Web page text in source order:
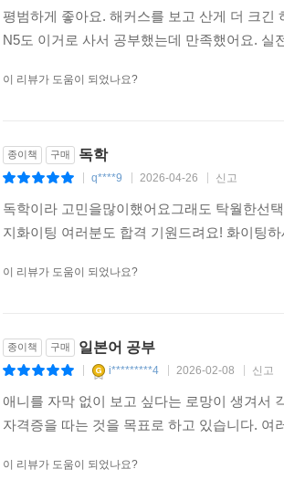
습용 MP3: 문자어휘 핵심 표현 및 필수 어휘
제별 복습용 MP3: 청해 복습용/실전모의고사
어?문형 암기장 MP3: 별책부록 학습용
라인 실전모의고사 1회분 (PDF+MP3)
평범하게 좋아요. 해커스를 보고 산게 더 크
N5도 이거로 사서 공부했는데 만족했어요.
이 리뷰가 도움이 되었나요?
종이책 구매 독학
q****9 2026-04-26 신고
독학이라 고민을많이했어요그래도 탁월한선
지화이팅 여러분도 합격 기원드려요! 화이팅
이 리뷰가 도움이 되었나요?
종이책 구매 일본어 공부
i*********4 2026-02-08 신고
애니를 자막 없이 보고 싶다는 로망이 생겨서
자격증을 따는 것을 목표로 하고 있습니다.
이 리뷰가 도움이 되었나요?